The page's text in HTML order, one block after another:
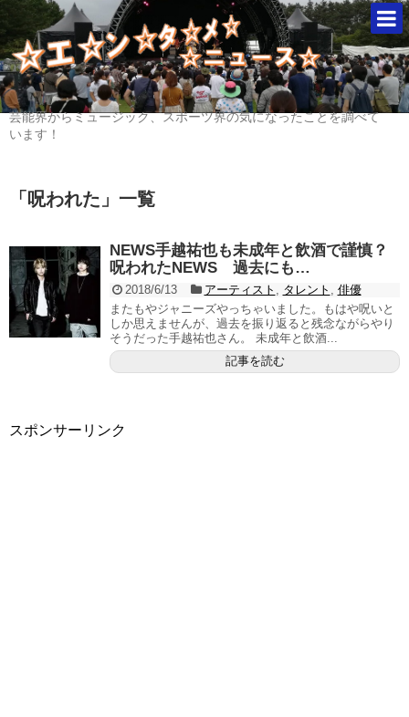
芸能界からミュージック、スポーツ界の気になったことを調べて
います！
「 呪われた 」 一覧
NEWS手越祐也も未成年と飲酒で謹慎？
呪われたNEWS 過去にも…
2018/6/13 アーティスト タレント
俳優
またもやジャニーズやっちゃいました。もはや呪いと
しか思えませんが、過去を振り返ると残念ながらやり
そうだった手越祐也さん。 未成年と飲酒...
記事を読む
スポンサーリンク